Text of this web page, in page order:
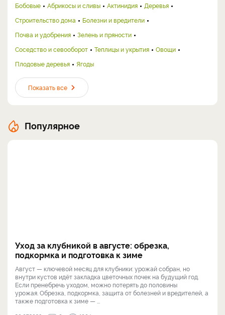
Бобовые
Абрикосы и сливы Актинидия
Деревья
Строительство дома
Болезни и вредители
Почва и удобрения
Зелень и пряности
Соседство и севооборот
Теплицы и укрытия
Овощи
Плодовые деревья
Ягоды
Показать все
Популярное
Уход за клубникой в августе: обрезка,
подкормка и подготовка к зиме
Август — ключевой месяц для клубники: урожай собран, но
внутри кустов идёт закладка цветочных почек на будущий год.
Если пренебречь уходом, можно потерять до половины
урожая. Обрезка, подкормка, защита от болезней и вредителей, а
также подготовка к зиме — ...